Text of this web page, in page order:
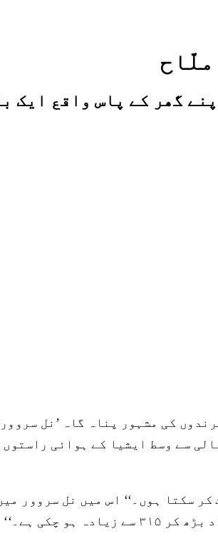
گھر کے پاس واقع ایک
پرندوں کی مشہور پناہ گاہ ’نل
منجمد شمالی سے وسط ایشیا کے
۳۵۰ سے زیادہ اقسام کی شناخت کر سکتا